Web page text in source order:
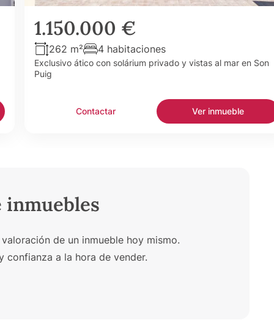
1.150.000 €
262 m² 4 habitaciones
Exclusivo ático con solárium privado y vistas al mar en Son
Puig
Contactar Ver inmueble
inmuebles
de un inmueble hoy mismo.
confianza a la hora de vender.